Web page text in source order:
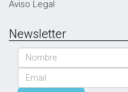
Aviso Legal
Newsletter
Nombre
Email